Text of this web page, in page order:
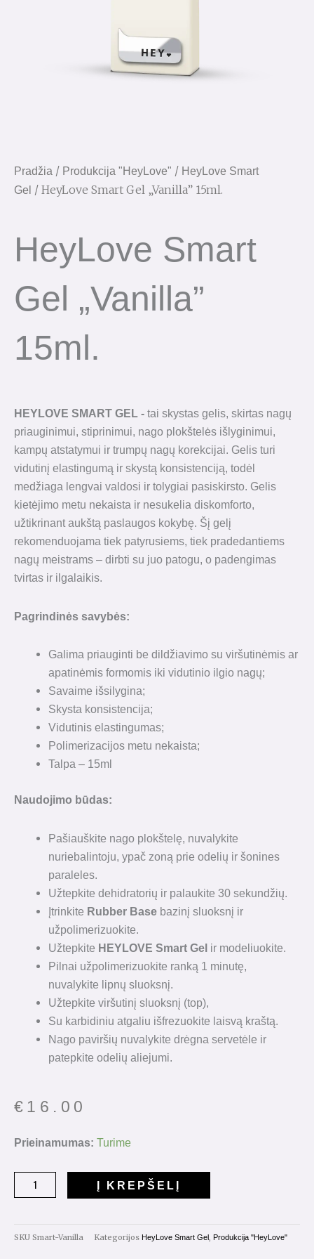
Pradžia / Produkcija "HeyLove" / HeyLove Smart
Gel / HeyLove Smart Gel „Vanilla” 15ml.
HeyLove Smart
Gel „Vanilla”
15ml.
HEYLOVE SMART GEL - tai skystas gelis, skirtas nagų
priauginimui, stiprinimui, nago plokštelės išlyginimui,
kampų atstatymui ir trumpų nagų korekcijai. Gelis turi
vidutinį elastingumą ir skystą konsistenciją, todėl
medžiaga lengvai valdosi ir tolygiai pasiskirsto. Gelis
kietėjimo metu nekaista ir nesukelia diskomforto,
užtikrinant aukštą paslaugos kokybę. Šį gelį
rekomenduojama tiek patyrusiems, tiek pradedantiems
nagų meistrams – dirbti su juo patogu, o padengimas
tvirtas ir ilgalaikis.
Pagrindinės savybės:
Galima priauginti be dildžiavimo su viršutinėmis ar
apatinėmis formomis iki vidutinio ilgio nagų;
Savaime išsilygina;
Skysta konsistencija;
Vidutinis elastingumas;
Polimerizacijos metu nekaista;
Talpa – 15ml
Naudojimo būdas:
Pašiauškite nago plokštelę, nuvalykite
nuriebalintoju, ypač zoną prie odelių ir šonines
paraleles.
Užtepkite dehidratorių ir palaukite 30 sekundžių.
Įtrinkite Rubber Base bazinį sluoksnį ir
užpolimerizuokite.
Užtepkite HEYLOVE Smart Gel ir modeliuokite.
Pilnai užpolimerizuokite ranką 1 minutę,
nuvalykite lipnų sluoksnį.
Užtepkite viršutinį sluoksnį (top),
Su karbidiniu atgaliu išfrezuokite laisvą kraštą.
Nago paviršių nuvalykite drėgna servetėle ir
patepkite odelių aliejumi.
€ 16.00
Prieinamumas: Turime
produkto
HeyLove
Smart
"Vanilla"
Į KREPŠELĮ
SKU Smart-Vanilla Kategorijos HeyLove Smart Gel, Produkcija "HeyLove"